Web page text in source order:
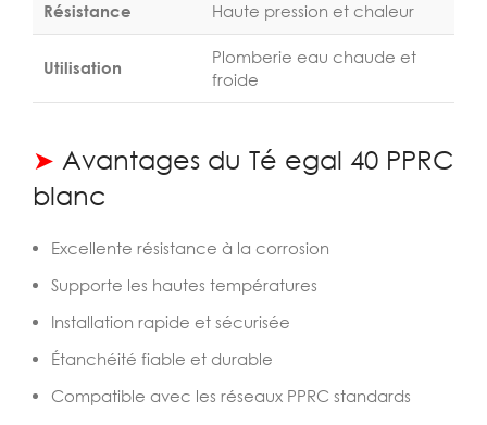
Résistance Haute pression et chaleur
Utilisation
Plomberie eau chaude et
froide
➤ Avantages du Té egal 40 PPRC
blanc
Excellente résistance à la corrosion
Supporte les hautes températures
Installation rapide et sécurisée
Étanchéité fiable et durable
Compatible avec les réseaux PPRC standards